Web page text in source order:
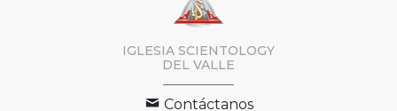
IGLESIA SCIENTOLOGY
DEL VALLE
Contáctanos